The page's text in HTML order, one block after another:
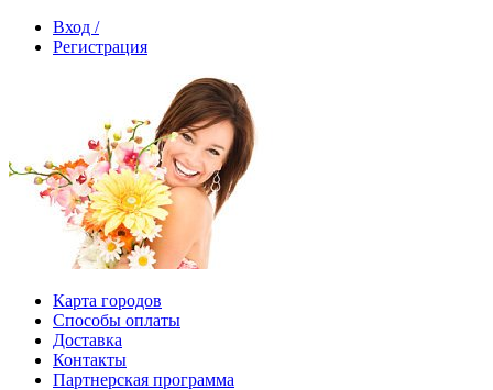
Вход /
Регистрация
Карта городов
Способы оплаты
Доставка
Контакты
Партнерская программа